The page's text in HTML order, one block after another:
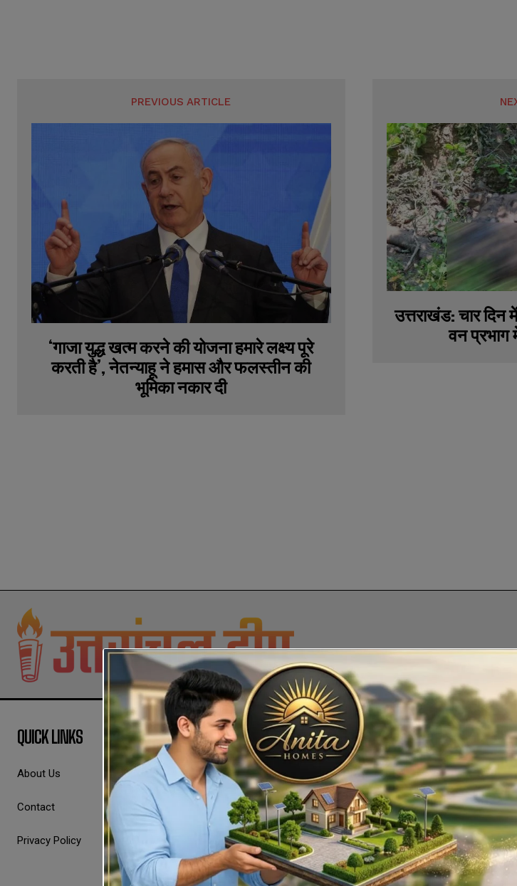
PREVIOUS ARTICLE
‘गाजा युद्ध खत्म करने की योजना हमारे लक्ष्य पूरे
करती है’, नेतन्याहू ने हमास और फलस्तीन की
भूमिका नकार दी
उत्तराखंड: चार दिन में
वन
QUICK LINKS
About Us
Contact
Privacy Policy
SOCIAL MEDIA